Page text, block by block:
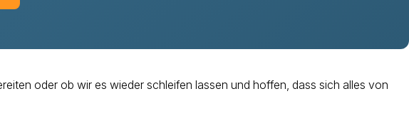
oder ob wir es wieder schleifen lassen und hoffen, dass sich alles von